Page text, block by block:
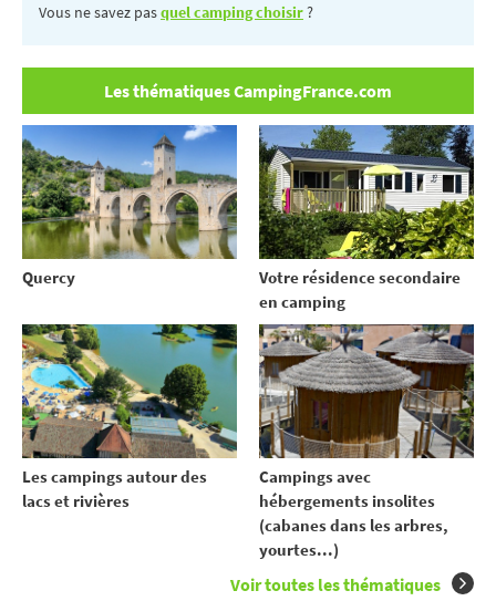
Vous ne savez pasquel camping choisir?
Les thématiques CampingFrance.com
Quercy
Votre résidence secondaire
en camping
Les campings autour des
lacs et rivières
Campings avec
hébergements insolites
(cabanes dans les arbres,
yourtes...)
Voir toutes les thématiques